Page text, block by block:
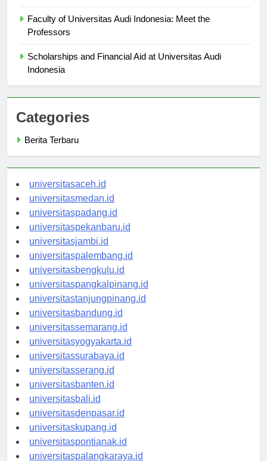
Faculty of Universitas Audi Indonesia: Meet the
Scholarships and Financial Aid at Universitas Audi
Categories
universitasaceh.id
universitasmedan.id
universitaspadang.id
universitaspekanbaru.id
universitasjambi.id
universitaspalembang.id
universitasbengkulu.id
universitaspangkalpinang.id
universitastanjungpinang.id
universitasbandung.id
universitassemarang.id
universitasyogyakarta.id
universitassurabaya.id
universitasserang.id
universitasbanten.id
universitasbali.id
universitasdenpasar.id
universitaskupang.id
universitaspontianak.id